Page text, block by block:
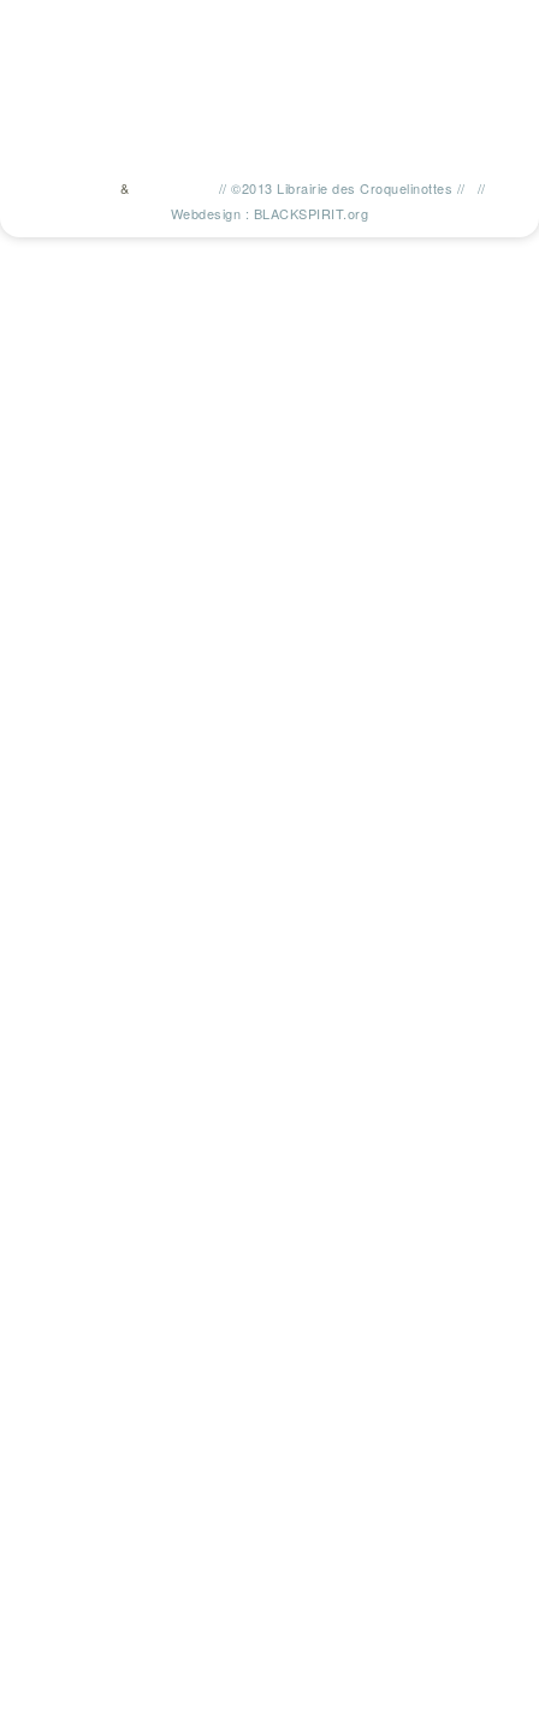
& //©2013 Librairie des Croquelinottes //
//
Webdesign : BLACKSPIRIT.org